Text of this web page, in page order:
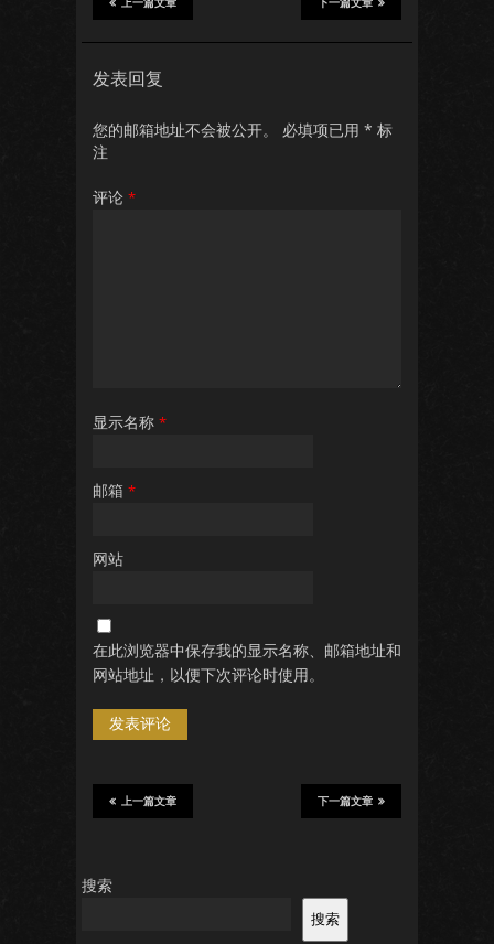
发表回复
您的邮箱地址不会被公开。 必填项已用 * 标
注
评论 *
显示名称 *
邮箱 *
网站
在此浏览器中保存我的显示名称、邮箱地址和
网站地址，以便下次评论时使用。
下一篇文章
上一篇文章
搜索
搜索